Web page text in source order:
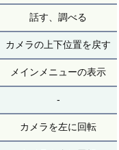
話す、調べる
カメラの上下位置を戻す
メインメニューの表示
-
カメラを左に回転